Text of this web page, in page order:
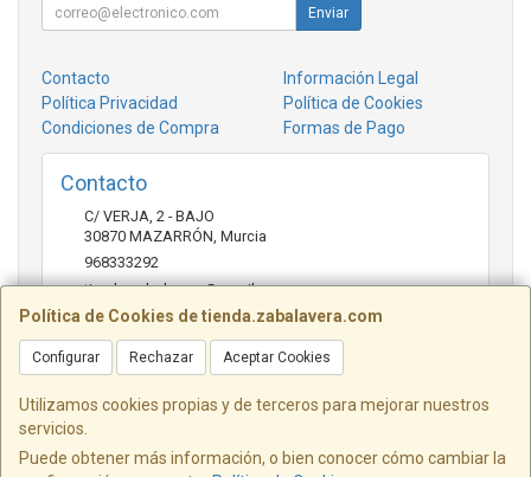
Política de Cookies de tienda.zabalavera.com
Configurar Rechazar Aceptar Cookies
Utilizamos cookies propias y de terceros para mejorar nuestros
servicios.
Puede obtener más información, o bien conocer cómo cambiar la
Enviar
Contacto
Información Legal
Política Privacidad
Política de Cookies
Condiciones de Compra
Formas de Pago
Contacto
C/ VERJA, 2 - BAJO
30870 MAZARRÓN, Murcia
968333292
tienda.zabalavera@gmail.com
Horario
9:30-14:00 y 17:30-20:00